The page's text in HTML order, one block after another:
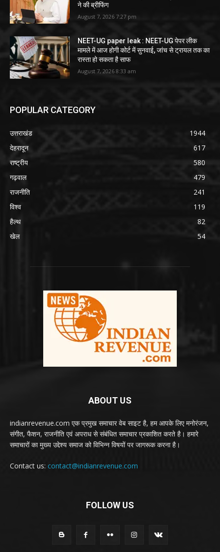
ने की ब्रीफिंग
August 7, 2026 7:27 pm
NEET-UG paper leak : NEET-UG पेपर लीक
मामले में आज होगी कोर्ट में सुनवाई, जांच से ट्रायल तक का
रास्ता हो सकता है साफ
August 7, 2026 8:33 am
POPULAR CATEGORY
उत्तराखंड
1944
देहरादून
617
राष्ट्रीय
580
गढ़वाल
479
राजनीति
241
विश्व
119
हैल्थ
82
खेल
54
ABOUT US
indianrevenue.com एक प्रमुख समाचार वेब साइट है, हम आपके लिए मनोरंजन,
संगीत, फैशन, राजनीति एवं अपराध से संबंधित समाचार प्रकाशित करते है। हमारे
समाचारों का मुख्य उद्देश्य समाज को विभिन्न विषयों पर जागरूक करना है।
Contact us: contact@indianrevenue.com
FOLLOW US